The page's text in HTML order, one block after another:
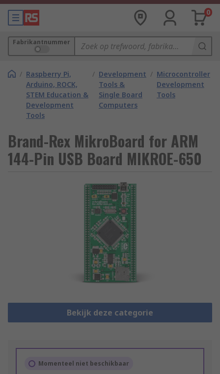
0
Fabrikantnummer
/ Raspberry Pi,
Arduino, ROCK,
STEM Education &
Development
Tools
/ Development
Tools &
Single Board
Computers
/ Microcontroller
Development
Tools
Brand-Rex MikroBoard for ARM
144-Pin USB Board MIKROE-650
Bekijk deze categorie
Momenteel niet beschikbaar